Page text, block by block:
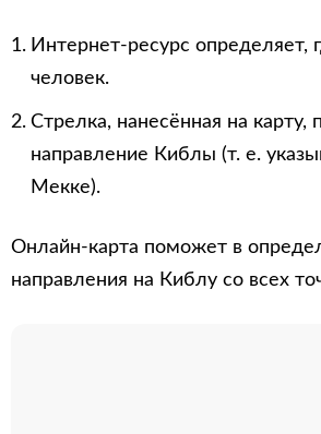
Интернет-ресурс определяет,
человек.
Стрелка, нанесённая на карту,
направление Киблы (т. е.
Мекке).
Онлайн-карта поможет в
направления на Киблу со всех